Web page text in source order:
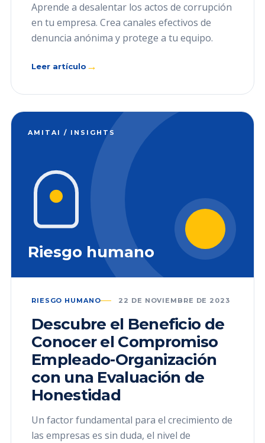
Aprende a desalentar los actos de corrupción
en tu empresa. Crea canales efectivos de
denuncia anónima y protege a tu equipo.
Leer artículo →
AMITAI / INSIGHTS
Riesgo humano
RIESGO HUMANO 22 DE NOVIEMBRE DE 2023
Descubre el Beneficio de
Conocer el Compromiso
Empleado-Organización
con una Evaluación de
Honestidad
Un factor fundamental para el crecimiento de
las empresas es sin duda, el nivel de